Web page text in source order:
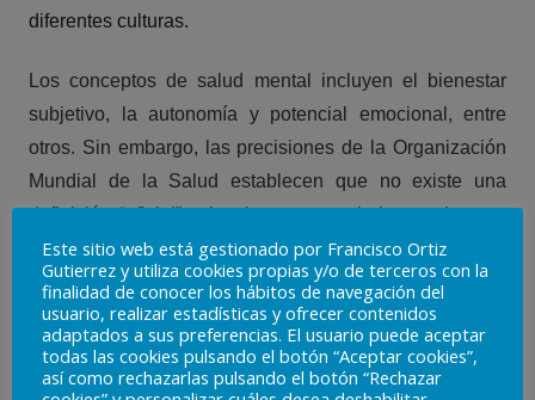
diferentes culturas.
Los conceptos de salud mental incluyen el bienestar
subjetivo, la autonomía y potencial emocional, entre
otros. Sin embargo, las precisiones de la Organización
Mundial de la Salud establecen que no existe una
definición “oficial” sobre lo que es salud mental y que
cualquier definición estará siempre influenciada por
diferencias culturales, suposiciones, disputas entre
teorías profesionales, la forma en que las personas
relacionan su entorno con la realidad, etc.
Este sitio web está gestionado por Francisco Ortiz
Gutierrez y utiliza cookies propias y/o de terceros con la
finalidad de conocer los hábitos de navegación del
usuario, realizar estadísticas y ofrecer contenidos
adaptados a sus preferencias. El usuario puede aceptar
todas las cookies pulsando el botón “Aceptar cookies”,
así como rechazarlas pulsando el botón “Rechazar